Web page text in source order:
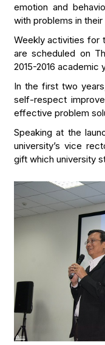
emotion and
with problems in their
Weekly activities for
are scheduled on
2015-2016 academic
In the first two
self-respect
effective problem
Speaking at the
university’s vice
gift which university